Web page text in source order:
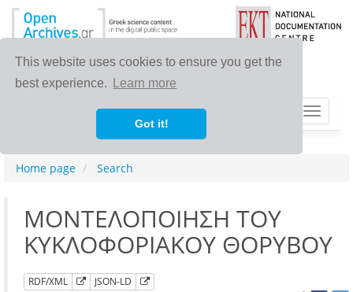
This website uses cookies to ensure you get the
best experience.
Learn more
Got it!
Toggle
Home page Search
ΜΟΝΤΕΛΟΠΟΙΗΣΗ ΤΟΥ
ΚΥΚΛΟΦΟΡΙΑΚΟΥ ΘΟΡΥΒΟΥ
RDF/XML JSON-LD